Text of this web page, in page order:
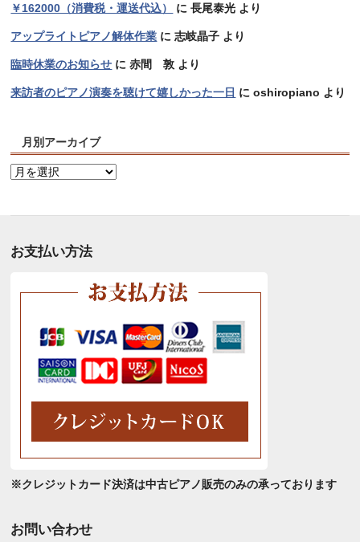
￥162000（消費税・運送代込）
に長尾泰光 より
アップライトピアノ解体作業 に志岐晶子 より
臨時休業のお知らせ に赤間 敦 より
来訪者のピアノ演奏を聴けて嬉しかった一日 にoshiropiano より
月別アーカイブ
月
カ
お支払い方法
※クレジットカード決済は中古ピアノ販売のみの承っております
お問い合わせ